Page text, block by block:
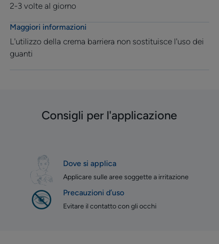
2-3 volte al giorno
Maggiori informazioni
L'utilizzo della crema barriera non sostituisce l'uso dei
guanti
Consigli per l'applicazione
Dove si applica
Applicare sulle aree soggette a irritazione
Precauzioni d’uso
Evitare il contatto con gli occhi